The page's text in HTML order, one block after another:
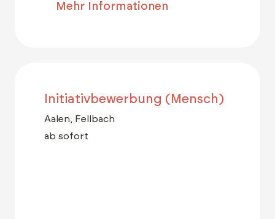
Mehr Informationen
Initiativbewerbung (Mensch)
Aalen, Fellbach
ab sofort